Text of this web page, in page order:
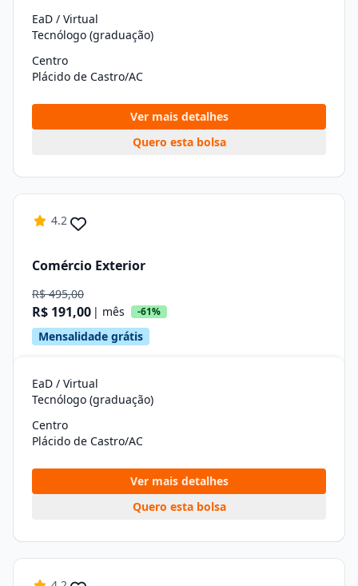
EaD / Virtual
Tecnólogo (graduação)
Centro
Plácido de Castro/AC
Ver mais detalhes
Quero esta bolsa
4.2
Comércio Exterior
R$ 495,00
R$ 191,00 | mês -61%
Mensalidade grátis
EaD / Virtual
Tecnólogo (graduação)
Centro
Plácido de Castro/AC
Ver mais detalhes
Quero esta bolsa